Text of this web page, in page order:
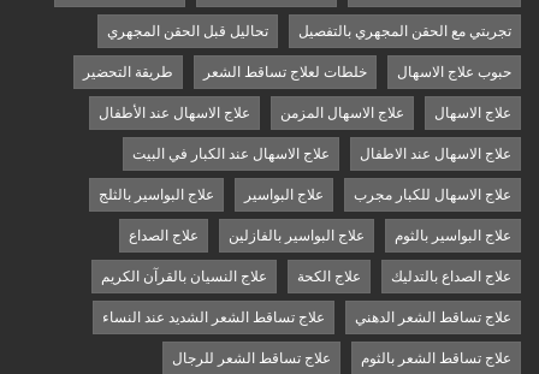
تجربتي مع الحقن المجهري بالتفصيل تحاليل قبل الحقن المجهري
حبوب علاج الاسهال خلطات لعلاج تساقط الشعر طريقة التحضير
علاج الاسهال علاج الاسهال المزمن علاج الاسهال عند الأطفال
علاج الاسهال عند الاطفال علاج الاسهال عند الكبار في البيت
علاج الاسهال للكبار مجرب علاج البواسير علاج البواسير بالثلج
علاج البواسير بالثوم علاج البواسير بالفازلين علاج الصداع
علاج الصداع بالتدليك علاج الكحة علاج النسيان بالقرآن الكريم
علاج تساقط الشعر الدهني علاج تساقط الشعر الشديد عند النساء
علاج تساقط الشعر بالثوم علاج تساقط الشعر للرجال